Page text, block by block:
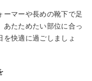
ーマーや長めの靴下で足
あたためたい部位に合っ
を快適に過ごしましょ